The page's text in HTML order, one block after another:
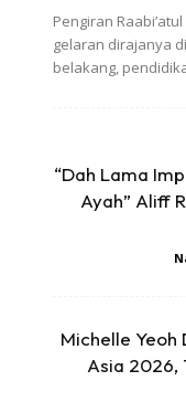
Pengiran
gelaran dirajanya
belakang,
“Dah Lama
Ayah” Aliff
Michelle Yeoh
Asia 2026,